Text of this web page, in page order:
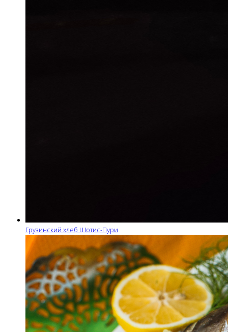
Грузинский хлеб Шотис-Пури